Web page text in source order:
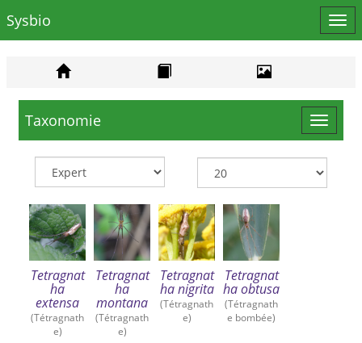
le
Sysbio
Toggle
Taxonomie
Tetragnat
ha
extensa
(Tétragnath
e)
Tetragnat
ha
montana
(Tétragnath
e)
Tetragnat
ha nigrita
(Tétragnath
e)
Tetragnat
ha obtusa
(Tétragnath
e bombée)